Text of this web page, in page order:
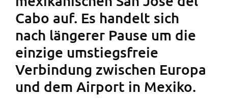
Cabo auf. Es handelt sich
nach längerer Pause um die
einzige umstiegsfreie
Verbindung zwischen Europa
und dem Airport in Mexiko.